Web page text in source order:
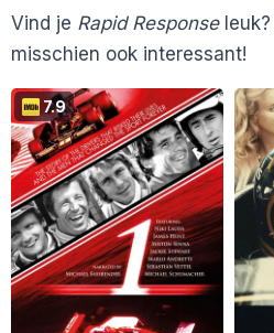
Vind je Rapid Responseleuk?
misschien ook interessant!
7.9